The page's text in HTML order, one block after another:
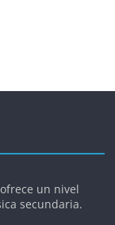
un nivel
secundaria.